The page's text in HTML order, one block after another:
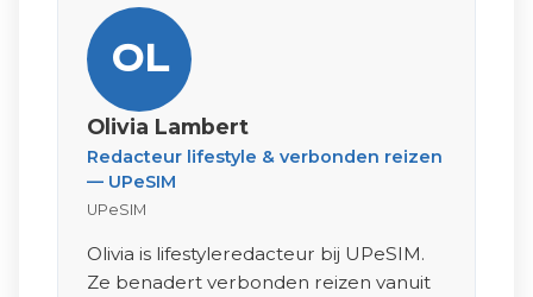
OL
Olivia Lambert
Redacteur lifestyle & verbonden reizen
— UPeSIM
UPeSIM
Olivia is lifestyleredacteur bij UPeSIM.
Ze benadert verbonden reizen vanuit